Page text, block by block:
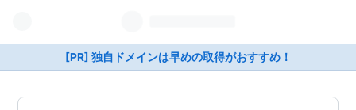
[PR] 独自ドメインは早めの取得がおすすめ！